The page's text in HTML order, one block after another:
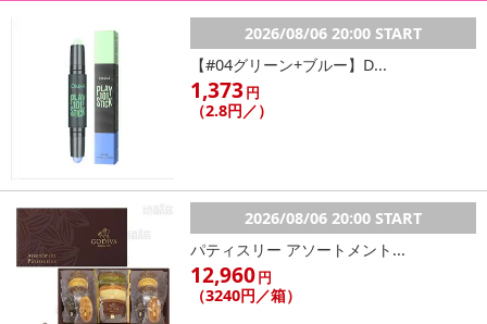
2026/08/06 20:00 START
【#04グリーン+ブルー】D...
1,373円
（2.8円／）
2026/08/06 20:00 START
パティスリー アソートメント...
12,960円
（3240円／箱）